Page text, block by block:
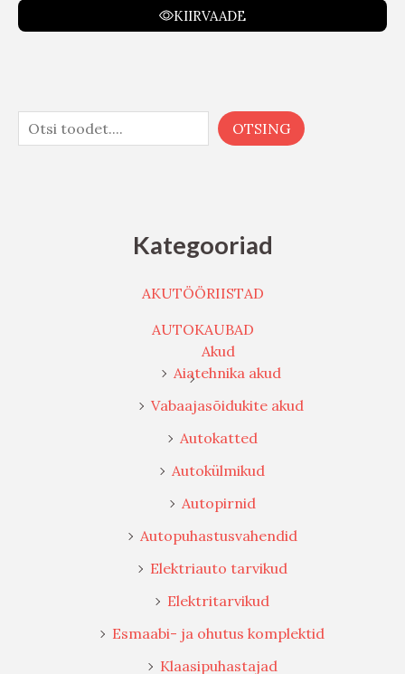
OTSING
Kategooriad
AKUTÖÖRIISTAD
AUTOKAUBAD
Akud
Aiatehnika akud
Vabaajasõidukite akud
Autokatted
Autokülmikud
Autopirnid
Autopuhastusvahendid
Elektriauto tarvikud
Elektritarvikud
Esmaabi- ja ohutus komplektid
Klaasipuhastajad
KIIRVAADE